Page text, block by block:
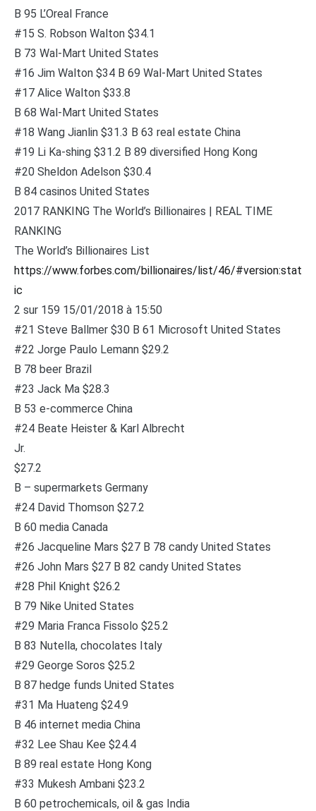
B 95 L’Oreal France
#15 S. Robson Walton $34.1
B 73 Wal-Mart United States
#16 Jim Walton $34 B 69 Wal-Mart United States
#17 Alice Walton $33.8
B 68 Wal-Mart United States
#18 Wang Jianlin $31.3 B 63 real estate China
#19 Li Ka-shing $31.2 B 89 diversified Hong Kong
#20 Sheldon Adelson $30.4
B 84 casinos United States
2017 RANKING The World’s Billionaires | REAL TIME
RANKING
The World’s Billionaires List
https://www.forbes.com/billionaires/list/46/#version:stat
ic
2 sur 159 15/01/2018 à 15:50
#21 Steve Ballmer $30 B 61 Microsoft United States
#22 Jorge Paulo Lemann $29.2
B 78 beer Brazil
#23 Jack Ma $28.3
B 53 e-commerce China
#24 Beate Heister & Karl Albrecht
Jr.
$27.2
B – supermarkets Germany
#24 David Thomson $27.2
B 60 media Canada
#26 Jacqueline Mars $27 B 78 candy United States
#26 John Mars $27 B 82 candy United States
#28 Phil Knight $26.2
B 79 Nike United States
#29 Maria Franca Fissolo $25.2
B 83 Nutella, chocolates Italy
#29 George Soros $25.2
B 87 hedge funds United States
#31 Ma Huateng $24.9
B 46 internet media China
#32 Lee Shau Kee $24.4
B 89 real estate Hong Kong
#33 Mukesh Ambani $23.2
B 60 petrochemicals, oil & gas India